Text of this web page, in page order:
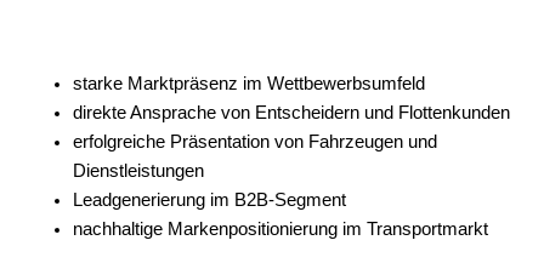
starke Marktpräsenz im Wettbewerbsumfeld
direkte Ansprache von Entscheidern und Flottenkunden
erfolgreiche Präsentation von Fahrzeugen und
Dienstleistungen
Leadgenerierung im B2B-Segment
nachhaltige Markenpositionierung im Transportmarkt